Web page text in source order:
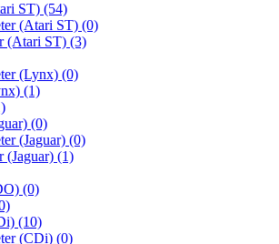
ST) (54)
(Atari ST) (0)
(Atari ST) (3)
(Lynx) (0)
(1)
(0)
(Jaguar) (0)
(Jaguar) (1)
(0)
(10)
(CDi) (0)